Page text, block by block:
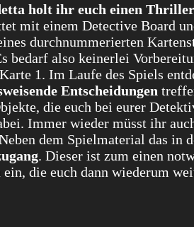
holt ihr euch einen
mit einem Detective Board
durchnummerierten
bedarf also keinerlei
1. Im Laufe des Spiels
Entscheidungen
die euch bei eurer
Immer wieder müsst ihr
dem Spielmaterial das in
. Dieser ist zum einen
ein, die euch dann wiederum